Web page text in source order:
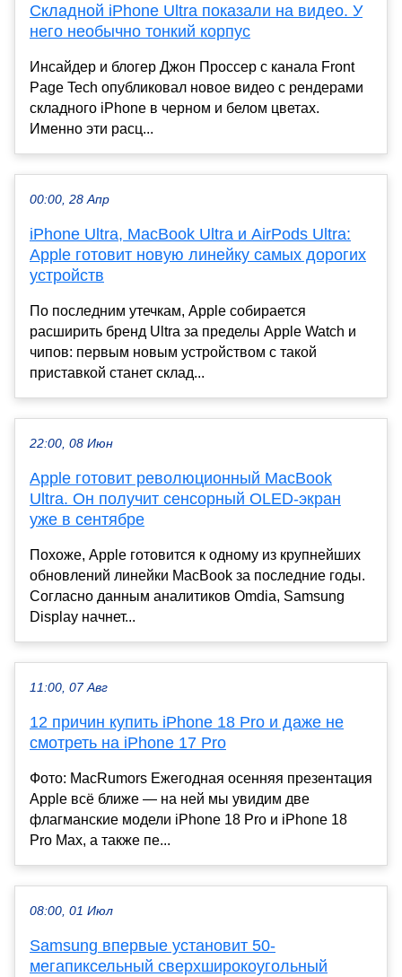
Складной iPhone Ultra показали на видео. У
него необычно тонкий корпус
Инсайдер и блогер Джон Проссер с канала Front
Page Tech опубликовал новое видео с рендерами
складного iPhone в черном и белом цветах.
Именно эти расц...
00:00, 28 Апр
iPhone Ultra, MacBook Ultra и AirPods Ultra:
Apple готовит новую линейку самых дорогих
устройств
По последним утечкам, Apple собирается
расширить бренд Ultra за пределы Apple Watch и
чипов: первым новым устройством с такой
приставкой станет склад...
22:00, 08 Июн
Apple готовит революционный MacBook
Ultra. Он получит сенсорный OLED-экран
уже в сентябре
Похоже, Apple готовится к одному из крупнейших
обновлений линейки MacBook за последние годы.
Согласно данным аналитиков Omdia, Samsung
Display начнет...
11:00, 07 Авг
12 причин купить iPhone 18 Pro и даже не
смотреть на iPhone 17 Pro
Фото: MacRumors Ежегодная осенняя презентация
Apple всё ближе — на ней мы увидим две
флагманские модели iPhone 18 Pro и iPhone 18
Pro Max, а также пе...
08:00, 01 Июл
Samsung впервые установит 50-
мегапиксельный сверхширокоугольный